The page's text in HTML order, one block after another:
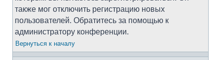
также мог отключить регистрацию новых
пользователей. Обратитесь за помощью к
администратору конференции.
Вернуться к началу